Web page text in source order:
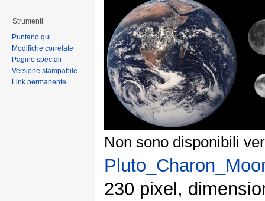
Non sono disponibili
230 pixel,
Strumenti
Puntano qui
Modifiche correlate
Pagine speciali
Versione stampabile
Link permanente